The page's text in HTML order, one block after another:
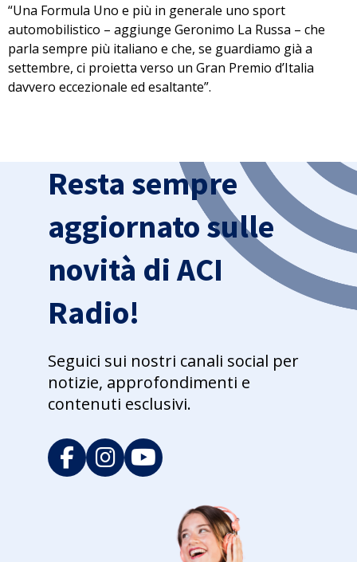
“Una Formula Uno e più in generale uno sport
automobilistico – aggiunge Geronimo La Russa – che
parla sempre più italiano e che, se guardiamo già a
settembre, ci proietta verso un Gran Premio d’Italia
davvero eccezionale ed esaltante”.
Resta sempre
aggiornato sulle
novità di ACI
Radio!
Seguici sui nostri canali social per
notizie, approfondimenti e
contenuti esclusivi.